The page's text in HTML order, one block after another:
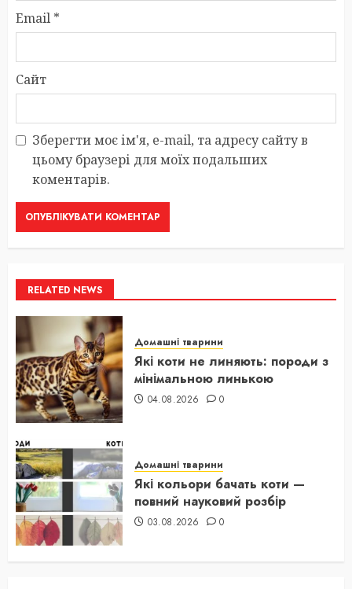
Email *
Сайт
Зберегти моє ім'я, e-mail, та адресу сайту в
цьому браузері для моїх подальших
коментарів.
RELATED NEWS
Домашні тварини
Які коти не линяють: породи з
мінімальною линькою
04.08.2026 0
Домашні тварини
Які кольори бачать коти —
повний науковий розбір
03.08.2026 0